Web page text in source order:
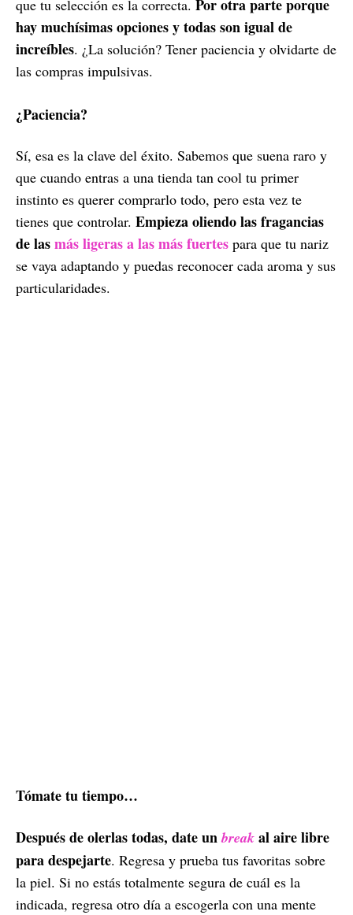
que tu selección es la correcta. Por otra parte porque
hay muchísimas opciones y todas son igual de
increíbles. ¿La solución? Tener paciencia y olvidarte de
las compras impulsivas.
¿Paciencia?
Sí, esa es la clave del éxito. Sabemos que suena raro y
que cuando entras a una tienda tan cool tu primer
instinto es querer comprarlo todo, pero esta vez te
tienes que controlar. Empieza oliendo las fragancias
de lasmás ligeras a las más fuertes para que tu nariz
se vaya adaptando y puedas reconocer cada aroma y sus
particularidades.
Tómate tu tiempo…
Después de olerlas todas, date unbreak al aire libre
para despejarte. Regresa y prueba tus favoritas sobre
la piel. Si no estás totalmente segura de cuál es la
indicada, regresa otro día a escogerla con una mente